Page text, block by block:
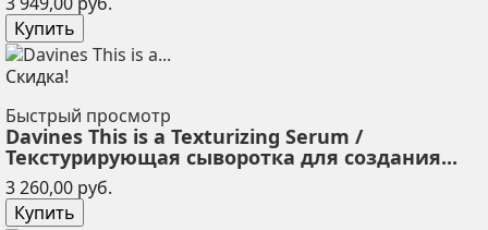
Купить
Скидка!
Быстрый просмотр
Davines This is a Texturizing Serum /
Текстурирующая сыворотка для создания...
3 260,00 руб.
Купить